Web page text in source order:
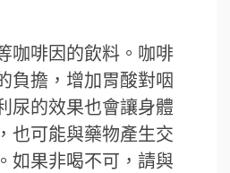
咖啡因的飲料。咖啡
負擔，增加胃酸對咽
尿的效果也會讓身體
也可能與藥物產生交
如果非喝不可，請與